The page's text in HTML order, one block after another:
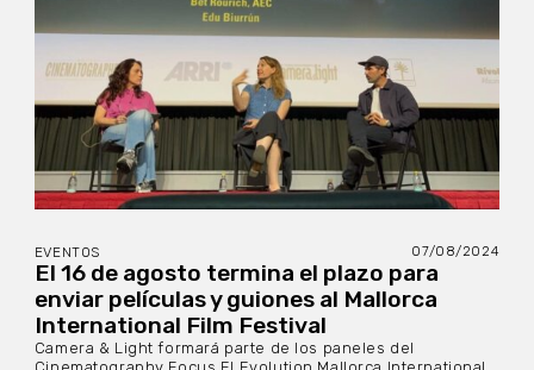
EVENTOS 07/08/2024
El 16 de agosto termina el plazo para
enviar películas y guiones al Mallorca
International Film Festival
Camera & Light formará parte de los paneles del